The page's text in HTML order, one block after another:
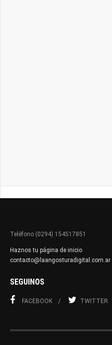
Teléfono (0294) 154517851
Haznos tu página de inicio
contacto@laangosturadigital.com.ar
SEGUINOS
FACEBOOK TWITTER